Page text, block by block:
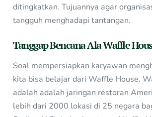
ditingkatkan. Tujuannya agar
tangguh menghadapi tantangan.
Tanggap Bencana Ala Waffle
Soal mempersiapkan karyawan
kita bisa belajar dari Waffle House.
adalah adalah jaringan restoran
lebih dari 2000 lokasi di 25 negara